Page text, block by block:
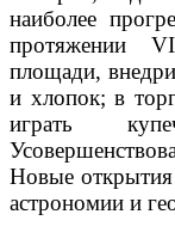
наиболее
протяжении
площади,
и хлопок; в
играть
Новые
астрономии и